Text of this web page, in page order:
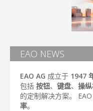
EAO NEWS
EAO AG 成立于 1947
包括 按钮、 键盘、 操
的定制解决方案。
率。